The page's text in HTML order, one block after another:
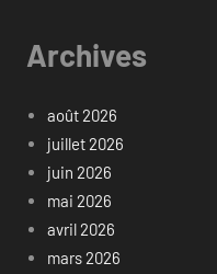
Archives
août 2026
juillet 2026
juin 2026
mai 2026
avril 2026
mars 2026